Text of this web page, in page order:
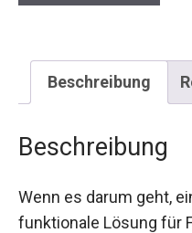
Beschreibung
Beschreibung
Wenn es darum geht,
funktionale Lösung für